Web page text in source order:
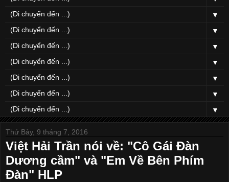
▼
▼
▼
▼
▼
▼
▼
Thứ Bảy, 9 tháng 7, 2016
Việt Hải Trần nói về: "Cô Gái Đàn
Dương cầm" và "Em Về Bên Phím
Đàn" HLP